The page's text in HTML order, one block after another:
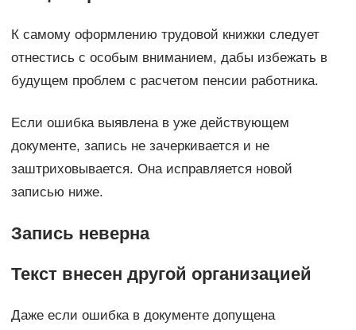
К самому оформлению трудовой книжки следует
отнестись с особым вниманием, дабы избежать в
будущем проблем с расчетом пенсии работника.
Если ошибка выявлена в уже действующем
документе, запись не зачеркивается и не
заштриховывается. Она исправляется новой
записью ниже.
Запись неверна
Текст внесен другой организацией
Даже если ошибка в документе допущена